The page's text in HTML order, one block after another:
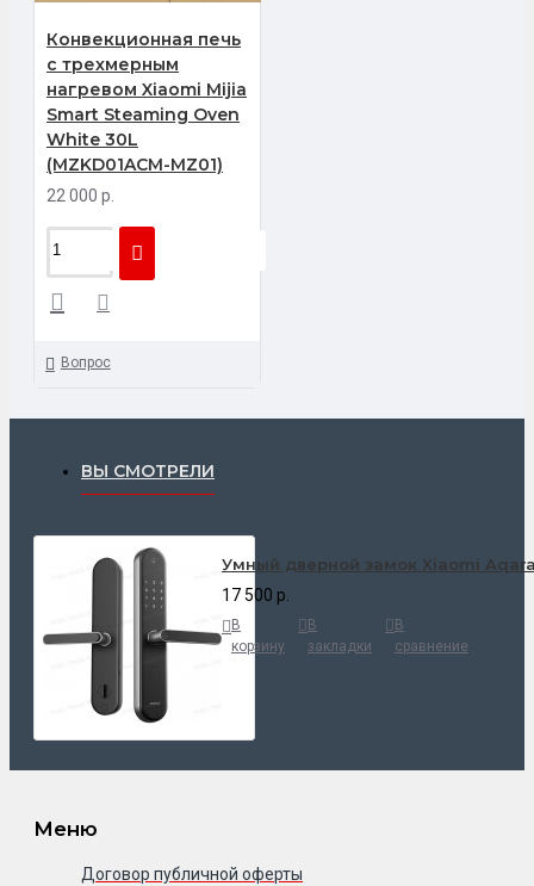
Конвекционная печь
с трехмерным
нагревом Xiaomi Mijia
Smart Steaming Oven
White 30L
(MZKD01ACM-MZ01)
22 000 р.
Вопрос
ВЫ СМОТРЕЛИ
Умный дверной замок Xiaomi
17 500 р.
В
корзину
В
закладки
В
сравнение
Меню
Договор публичной оферты